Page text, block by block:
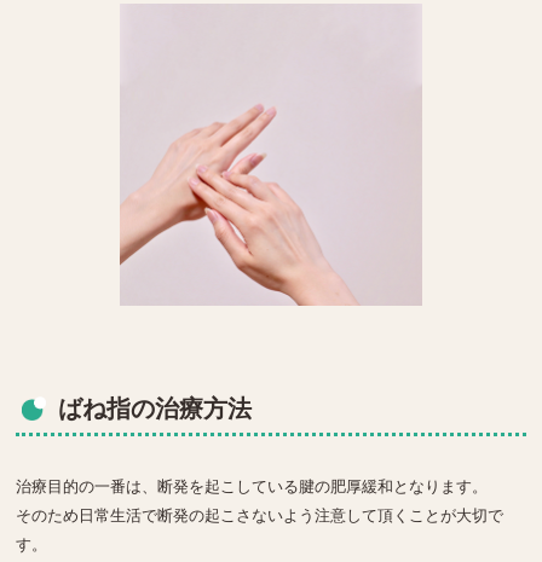
ばね指の治療方法
治療目的の一番は、断発を起こしている腱の肥厚緩和となります。
そのため日常生活で断発の起こさないよう注意して頂くことが大切で
す。